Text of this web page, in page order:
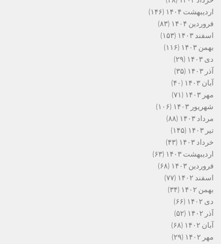
اردیبهشت ۱۴۰۴
(۱۴۶)
فروردین ۱۴۰۴
(۸۳)
اسفند ۱۴۰۳
(۱۵۳)
بهمن ۱۴۰۳
(۱۱۶)
دی ۱۴۰۳
(۲۹)
آذر ۱۴۰۳
(۳۵)
آبان ۱۴۰۳
(۴۰)
مهر ۱۴۰۳
(۷۱)
شهریور ۱۴۰۳
(۱۰۶)
مرداد ۱۴۰۳
(۸۸)
تیر ۱۴۰۳
(۱۴۵)
خرداد ۱۴۰۳
(۴۳)
اردیبهشت ۱۴۰۳
(۶۳)
فروردین ۱۴۰۳
(۶۸)
اسفند ۱۴۰۲
(۷۷)
بهمن ۱۴۰۲
(۳۴)
دی ۱۴۰۲
(۶۶)
آذر ۱۴۰۲
(۵۲)
آبان ۱۴۰۲
(۶۸)
مهر ۱۴۰۲
(۲۹)